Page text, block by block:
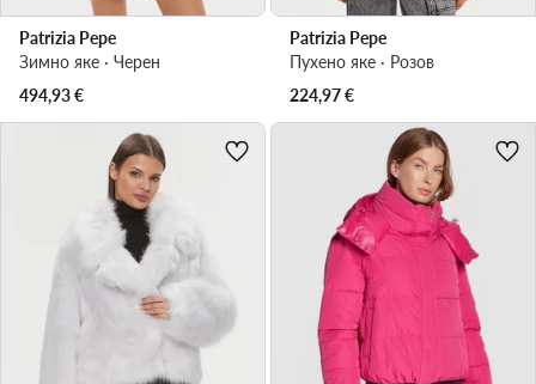
Patrizia Pepe
Зимно яке · Черен
494,93€
Patrizia Pepe
Пухено яке · Розов
224,97€